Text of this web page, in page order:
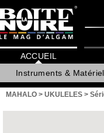
ACCUEIL
Instruments & Matériel
MAHALO > UKULELES >